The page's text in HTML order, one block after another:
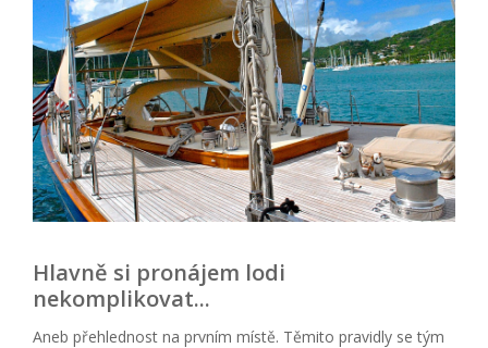
Hlavně si pronájem lodi
nekomplikovat...
Aneb přehlednost na prvním místě. Těmito pravidly se tým